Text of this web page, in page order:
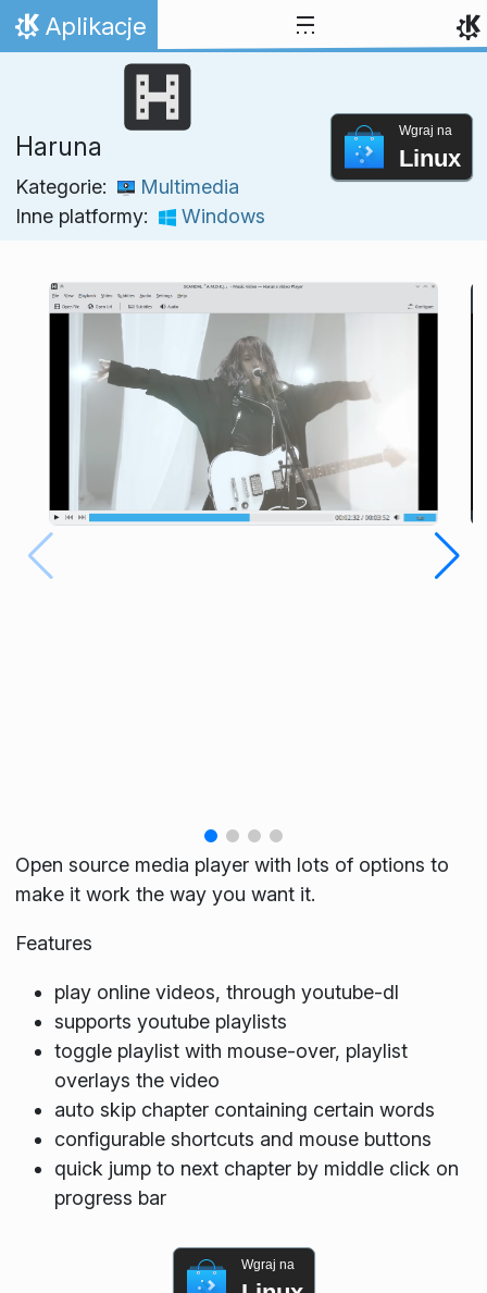
Przejdź to treści
Strona domowa
Aplikacje
Haruna
Kategorie:
Multimedia
Inne platformy:
Windows
Wgraj na
Linux
Open source media player with lots of options to
make it work the way you want it.
Features
play online videos, through youtube-dl
supports youtube playlists
toggle playlist with mouse-over, playlist
overlays the video
auto skip chapter containing certain words
configurable shortcuts and mouse buttons
quick jump to next chapter by middle click on
progress bar
Wgraj na